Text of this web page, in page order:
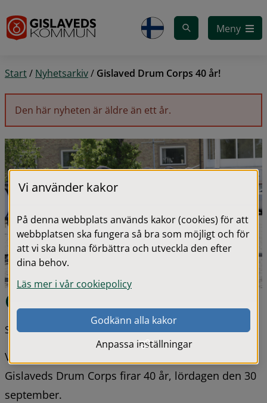
Meny
Start/ Nyhetsarkiv/ Gislaved Drum Corps 40 år!
Den här nyheten är äldre än ett år.
Gislaved Drum Corps 40 år!
Senast uppdaterad 19 september 2023
Välkommen på en konsert utöver det vanliga när
Gislaveds Drum Corps firar 40 år, lördagen den 30
september.
Vi använder kakor
På denna webbplats används kakor (cookies) för att
webbplatsen ska fungera så bra som möjligt och för
att vi ska kunna förbättra och utveckla den efter
dina behov.
Läs mer i vår cookiepolicy
Godkänn alla kakor
Anpassa inställningar